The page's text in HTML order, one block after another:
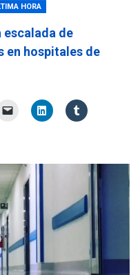
HORA
de
en hospitales de